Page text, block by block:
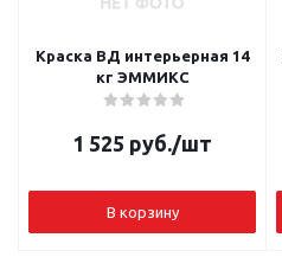
Краска ВД интерьерная 14
кг ЭММИКС
1 525 руб./шт
В корзину